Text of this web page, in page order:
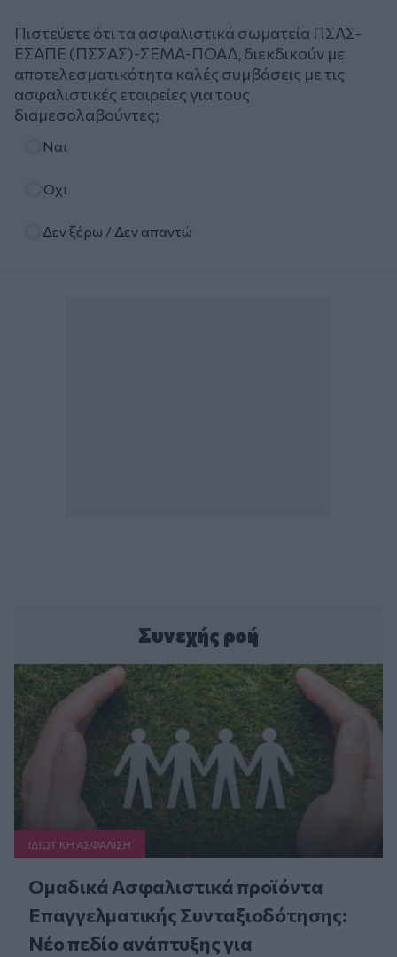
Πιστεύετε ότι τα ασφαλιστικά σωματεία ΠΣΑΣ-
ΕΣΑΠΕ (ΠΣΣΑΣ)-ΣΕΜΑ-ΠΟΑΔ, διεκδικούν με
αποτελεσματικότητα καλές συμβάσεις με τις
ασφαλιστικές εταιρείες για τους
διαμεσολαβούντες;
Ναι
Όχι
Δεν ξέρω / Δεν απαντώ
Συνεχής ροή
ΙΔΙΩΤΙΚΗ ΑΣΦAΛΙΣΗ
Ομαδικά Ασφαλιστικά προϊόντα
Επαγγελματικής Συνταξιοδότησης:
Νέο πεδίο ανάπτυξης για